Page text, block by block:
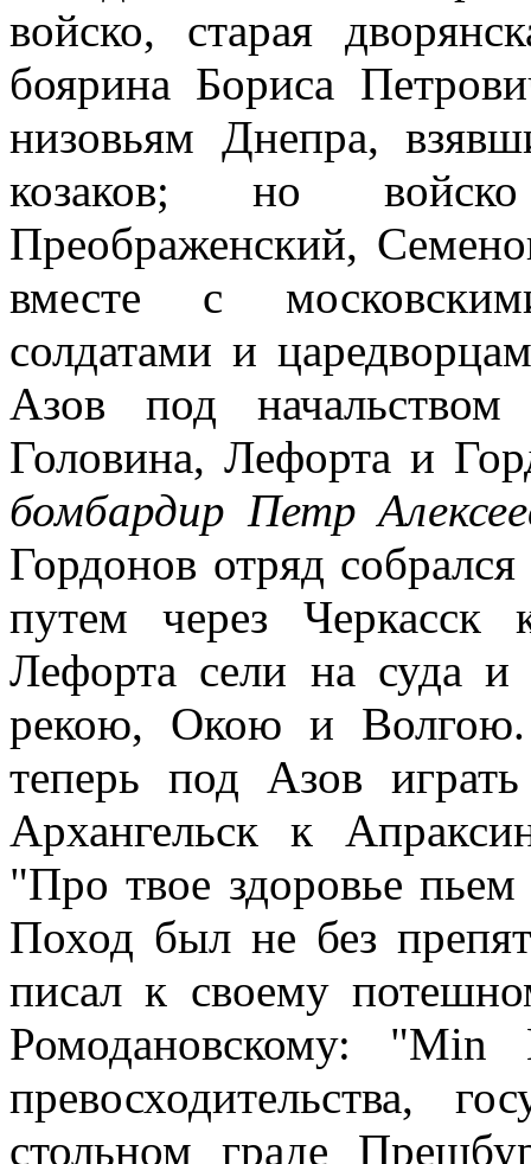
войско, старая
боярина Бориса
низовьям Днепра,
козаков; но
Преображенский,
вместе с
солдатами и
Азов под
Головина, Лефорта и
бомбардир Петр
Гордонов отряд
путем через
Лефорта сели на суда
рекою, Окою и
теперь под Азов
Архангельск к
"Про твое здоровье
Поход был не без
писал к своему
Ромодановскому:
превосходительства,
стольном граде